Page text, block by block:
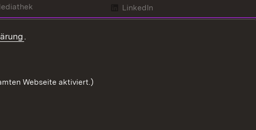
LinkedIn
.
Webseite aktiviert.)